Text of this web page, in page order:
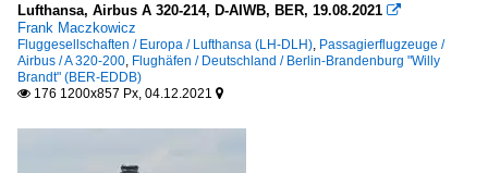
Lufthansa, Airbus A 320-214, D-AIWB, BER, 19.08.2021 
Frank Maczkowicz
Fluggesellschaften / Europa / Lufthansa (LH-DLH), Passagierflugzeuge /
Airbus / A 320-200, Flughäfen / Deutschland / Berlin-Brandenburg "Willy
Brandt" (BER-EDDB)
 176 1200x857 Px, 04.12.2021 